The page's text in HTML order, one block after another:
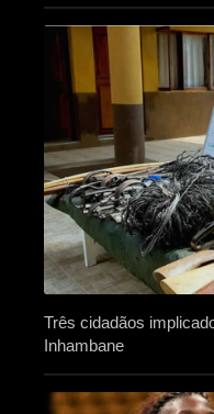
Três cidadãos
Inhambane